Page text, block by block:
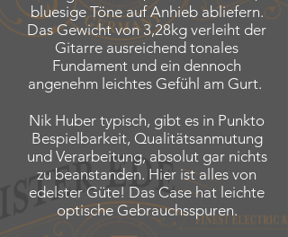
bluesige Töne auf Anhieb abliefern.
Das Gewicht von 3,28kg verleiht der
Gitarre ausreichend tonales
Fundament und ein dennoch
angenehm leichtes Gefühl am Gurt.
Nik Huber typisch, gibt es in Punkto
Bespielbarkeit, Qualitätsanmutung
und Verarbeitung, absolut gar nichts
zu beanstanden. Hier ist alles von
edelster Güte! Das Case hat leichte
optische Gebrauchsspuren.